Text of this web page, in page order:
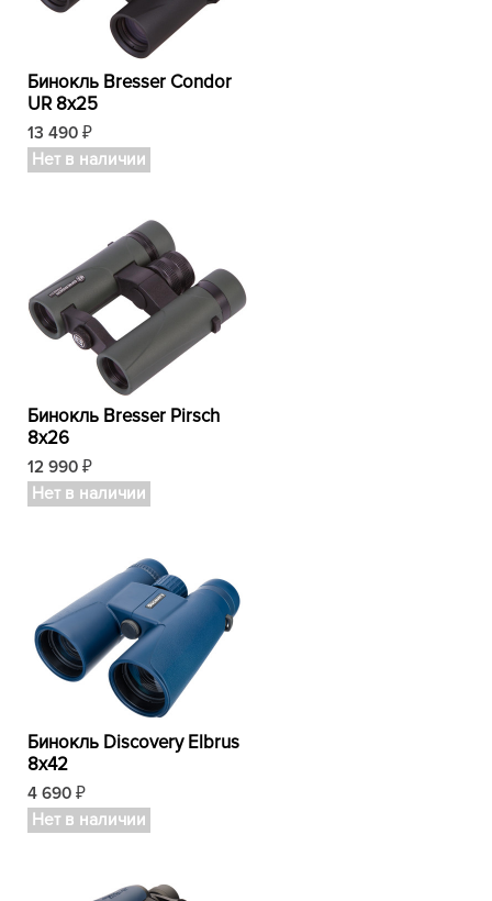
Бинокль Bresser Condor
UR 8x25
13 490 ₽
Нет в наличии
Бинокль Bresser Pirsch
8x26
12 990 ₽
Нет в наличии
Бинокль Discovery Elbrus
8x42
4 690 ₽
Нет в наличии